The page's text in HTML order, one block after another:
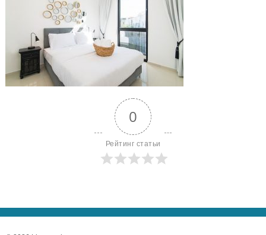
0
Рейтинг статьи